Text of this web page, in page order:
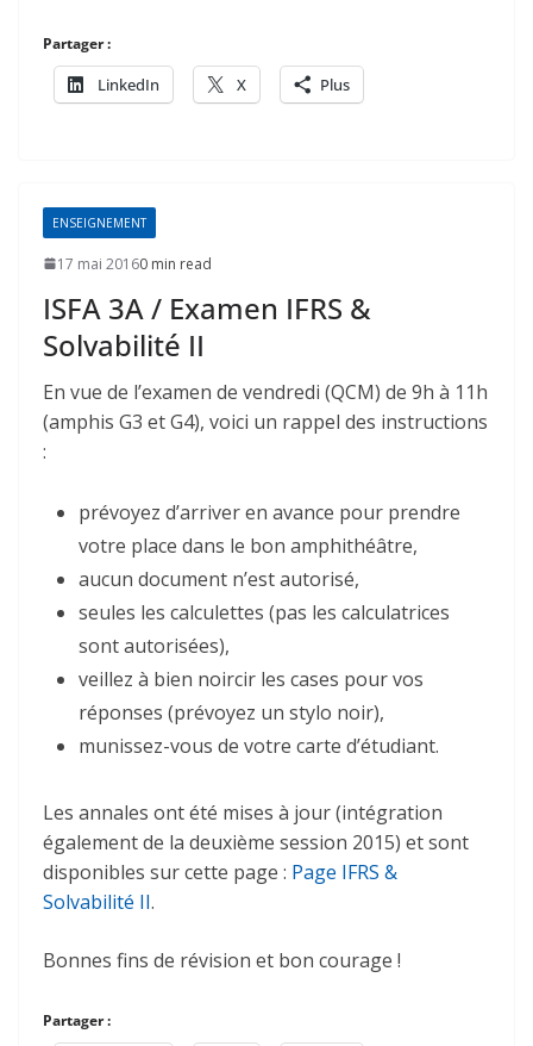
Partager :
LinkedIn X Plus
ENSEIGNEMENT
17 mai 20160 min read
ISFA 3A / Examen IFRS &
Solvabilité II
En vue de l’examen de vendredi (QCM) de 9h à 11h
(amphis G3 et G4), voici un rappel des instructions
:
prévoyez d’arriver en avance pour prendre
votre place dans le bon amphithéâtre,
aucun document n’est autorisé,
seules les calculettes (pas les calculatrices
sont autorisées),
veillez à bien noircir les cases pour vos
réponses (prévoyez un stylo noir),
munissez-vous de votre carte d’étudiant.
Les annales ont été mises à jour (intégration
également de la deuxième session 2015) et sont
disponibles sur cette page : Page IFRS &
Solvabilité II.
Bonnes fins de révision et bon courage !
Partager :